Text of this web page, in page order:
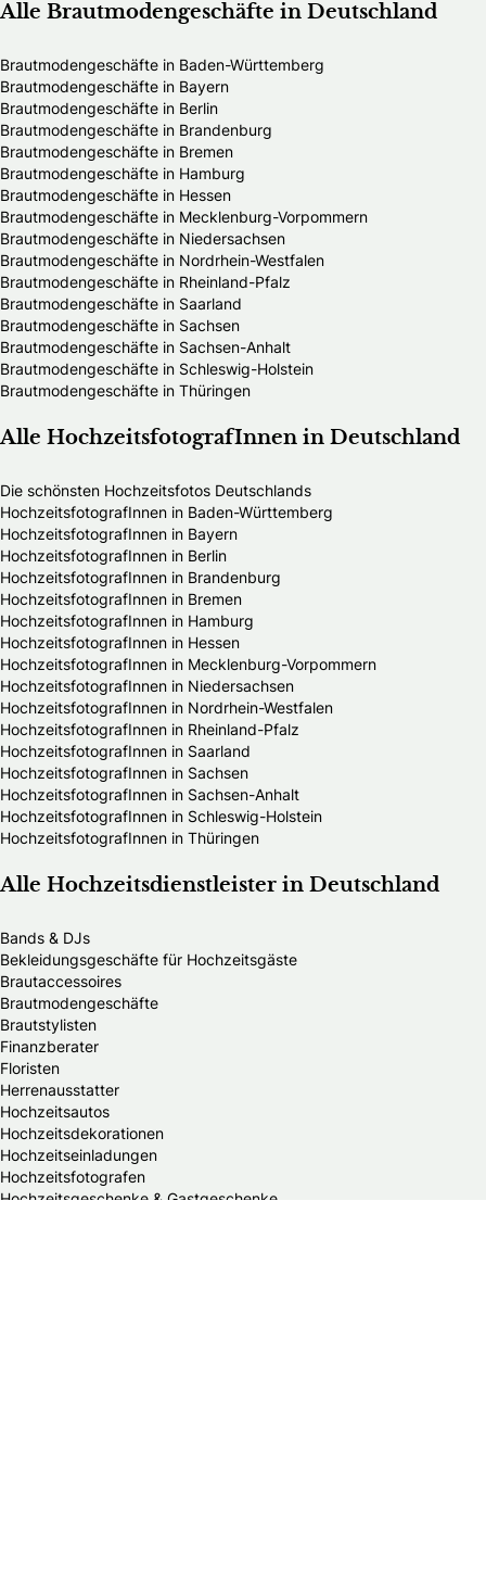
Alle Brautmodengeschäfte in Deutschland
Brautmodengeschäfte in Baden-Württemberg
Brautmodengeschäfte in Bayern
Brautmodengeschäfte in Berlin
Brautmodengeschäfte in Brandenburg
Brautmodengeschäfte in Bremen
Brautmodengeschäfte in Hamburg
Brautmodengeschäfte in Hessen
Brautmodengeschäfte in Mecklenburg-Vorpommern
Brautmodengeschäfte in Niedersachsen
Brautmodengeschäfte in Nordrhein-Westfalen
Brautmodengeschäfte in Rheinland-Pfalz
Brautmodengeschäfte in Saarland
Brautmodengeschäfte in Sachsen
Brautmodengeschäfte in Sachsen-Anhalt
Brautmodengeschäfte in Schleswig-Holstein
Brautmodengeschäfte in Thüringen
Alle HochzeitsfotografInnen in Deutschland
Die schönsten Hochzeitsfotos Deutschlands
HochzeitsfotografInnen in Baden-Württemberg
HochzeitsfotografInnen in Bayern
HochzeitsfotografInnen in Berlin
HochzeitsfotografInnen in Brandenburg
HochzeitsfotografInnen in Bremen
HochzeitsfotografInnen in Hamburg
HochzeitsfotografInnen in Hessen
HochzeitsfotografInnen in Mecklenburg-Vorpommern
HochzeitsfotografInnen in Niedersachsen
HochzeitsfotografInnen in Nordrhein-Westfalen
HochzeitsfotografInnen in Rheinland-Pfalz
HochzeitsfotografInnen in Saarland
HochzeitsfotografInnen in Sachsen
HochzeitsfotografInnen in Sachsen-Anhalt
HochzeitsfotografInnen in Schleswig-Holstein
HochzeitsfotografInnen in Thüringen
Alle Hochzeitsdienstleister in Deutschland
Bands & DJs
Bekleidungsgeschäfte für Hochzeitsgäste
Brautaccessoires
Brautmodengeschäfte
Brautstylisten
Finanzberater
Floristen
Herrenausstatter
Hochzeitsautos
Hochzeitsdekorationen
Hochzeitseinladungen
Hochzeitsfotografen
Hochzeitsgeschenke & Gastgeschenke